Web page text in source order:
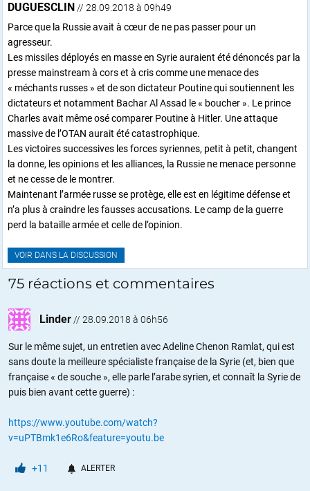
DUGUESCLIN // 28.09.2018 à 09h49
Parce que la Russie avait à cœur de ne pas passer pour un
agresseur.
Les missiles déployés en masse en Syrie auraient été dénoncés par la
presse mainstream à cors et à cris comme une menace des
« méchants russes » et de son dictateur Poutine qui soutiennent les
dictateurs et notamment Bachar Al Assad le « boucher ». Le prince
Charles avait même osé comparer Poutine à Hitler. Une attaque
massive de l’OTAN aurait été catastrophique.
Les victoires successives les forces syriennes, petit à petit, changent
la donne, les opinions et les alliances, la Russie ne menace personne
et ne cesse de le montrer.
Maintenant l’armée russe se protège, elle est en légitime défense et
n’a plus à craindre les fausses accusations. Le camp de la guerre
perd la bataille armée et celle de l’opinion.
VOIR DANS LA DISCUSSION
75 réactions et commentaires
Linder// 28.09.2018 à 06h56
Sur le même sujet, un entretien avec Adeline Chenon Ramlat, qui est
sans doute la meilleure spécialiste française de la Syrie (et, bien que
française « de souche », elle parle l’arabe syrien, et connaît la Syrie de
puis bien avant cette guerre) :
https://www.youtube.com/watch?
v=uPTBmk1e6Ro&feature=youtu.be
+11 ALERTER